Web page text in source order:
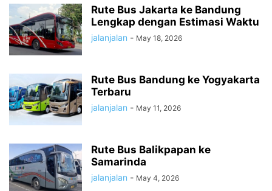
Rute Bus Jakarta ke Bandung
Lengkap dengan Estimasi Waktu
jalanjalan - May 18, 2026
Rute Bus Bandung ke Yogyakarta
Terbaru
jalanjalan - May 11, 2026
Rute Bus Balikpapan ke
Samarinda
jalanjalan - May 4, 2026